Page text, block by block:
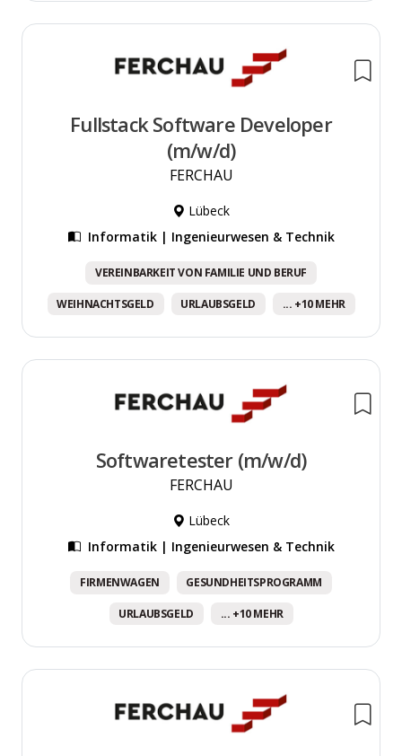
Fullstack Software Developer
(m/w/d)
FERCHAU
Lübeck
Informatik | Ingenieurwesen & Technik
VEREINBARKEIT VON FAMILIE UND BERUF
WEIHNACHTSGELD URLAUBSGELD ... +10 MEHR
Softwaretester (m/w/d)
FERCHAU
Lübeck
Informatik | Ingenieurwesen & Technik
FIRMENWAGEN GESUNDHEITSPROGRAMM
URLAUBSGELD ... +10 MEHR